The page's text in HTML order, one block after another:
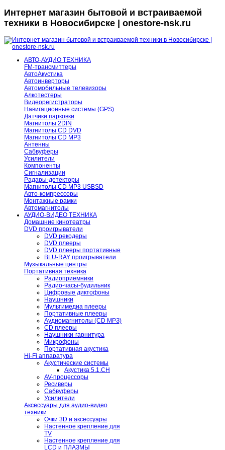
Интернет магазин бытовой и встраиваемой
техники в Новосибирске | onestore-nsk.ru
АВТО-АУДИО ТЕХНИКА
FM-трансмиттеры
АвтоАкустика
Автоинверторы
Автомобильные телевизоры
Алкотестеры
Видеорегистраторы
Навигационные системы (GPS)
Датчики парковки
Магнитолы 2DIN
Магнитолы CD DVD
Магнитолы CD MP3
Антенны
Сабвуферы
Усилители
Компоненты
Сигнализации
Радары-детекторы
Магнитолы CD MP3 USBSD
Авто-компрессоры
Монтажные рамки
Автомагнитолы
АУДИО-ВИДЕО ТЕХНИКА
Домашние кинотеатры
DVD проигрыватели
DVD рекодеры
DVD плееры
DVD плееры портативные
BLU-RAY проигрыватели
Музыкальные центры
Портативная техника
Радиоприемники
Радио-часы-будильник
Цифровые диктофоны
Наушники
Мультимедиа плееры
Портативные плееры
Аудиомагнитолы (CD МРЗ)
CD плееры
Наушники-гарнитура
Микрофоны
Портативная акустика
Hi-Fi аппаратура
Акустические системы
Акустика 5.1.CH
AV-процессоры
Ресиверы
Сабвуферы
Усилители
Аксессуары для аудио-видео
техники
Очки 3D и аксессуары
Настенное крепление для
TV
Настенное крепление для
LCD и ПЛАЗМЫ